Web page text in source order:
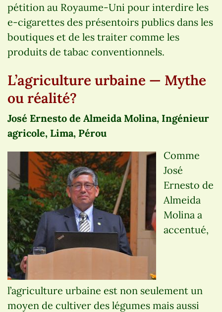
pétition au Royaume-Uni pour interdire les
e-cigarettes des présentoirs publics dans les
boutiques et de les traiter comme les
produits de tabac conventionnels.
L’agriculture urbaine — Mythe
ou réalité?
José Ernesto de Almeida Molina, Ingénieur
agricole, Lima, Pérou
Comme
José
Ernesto de
Almeida
Molina a
accentué,
l’agriculture urbaine est non seulement un
moyen de cultiver des légumes mais aussi